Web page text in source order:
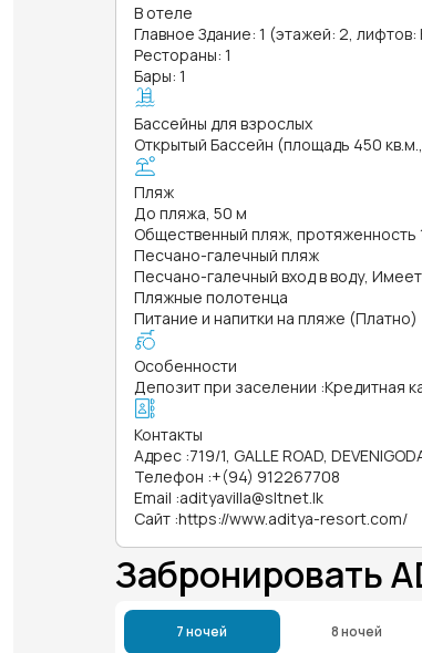
В отеле
Главное Здание: 1 (этажей: 2, лифтов:
Рестораны: 1
Бары: 1
Бассейны для взрослых
Открытый Бассейн (площадь 450
Пляж
До пляжа, 50 м
Общественный пляж, протяженность
Песчано-галечный пляж
Песчано-галечный вход в воду,
Пляжные полотенца
Питание и напитки на пляже (Платно)
Особенности
Депозит при заселении :Кредитная
Контакты
Адрес :719/1, GALLE ROAD,
Телефон :+(94) 912267708
Email :adityavilla@sltnet.lk
Сайт :https://www.aditya-resort.com/
Забронировать
7 ночей 8 ночей